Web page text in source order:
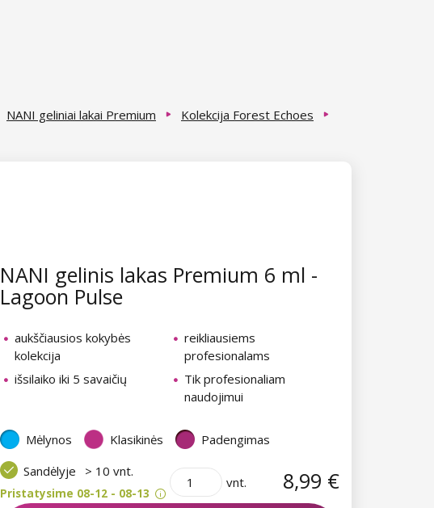
NANI geliniai lakai Premium
Kolekcija Forest Echoes
NANI gelinis lakas Premium 6 ml -
Lagoon Pulse
aukščiausios kokybės
kolekcija
reikliausiems
profesionalams
išsilaiko iki 5 savaičių
Tik profesionaliam
naudojimui
Mėlynos Klasikinės
Padengimas
Sandėlyje
> 10 vnt.
Pristatysime 08-12 - 08-13
vnt. 8,99 €